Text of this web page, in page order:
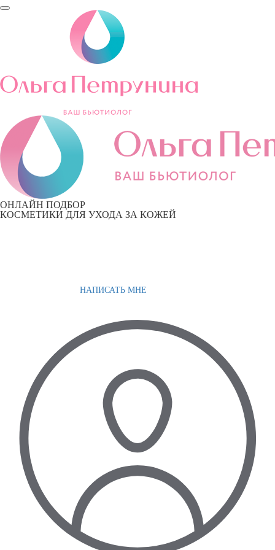
ОНЛАЙН ПОДБОР
КОСМЕТИКИ ДЛЯ УХОДА ЗА КОЖЕЙ
НАПИСАТЬ МНЕ